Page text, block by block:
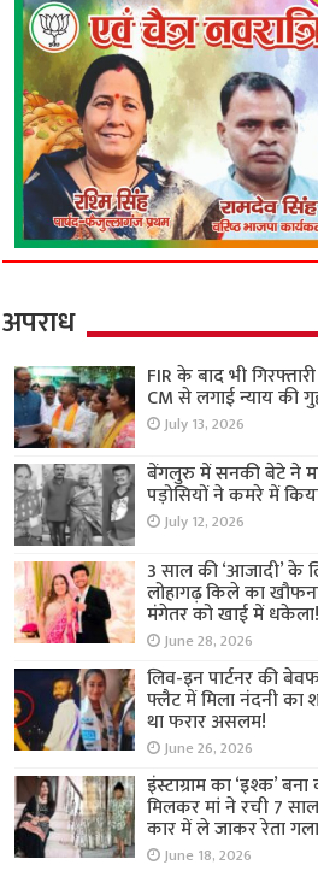
अपराध
FIR के बाद भी
CM से लगाई न्याय की
July 13, 2026
बेंगलुरु में सनकी बेटे ने
पड़ोसियों ने कमरे में
July 12, 2026
3 साल की ‘आजादी’ के
लोहागढ़ किले का
मंगेतर को खाई में धकेला!
June 28, 2026
लिव-इन पार्टनर की
फ्लैट में मिला नंदनी का
था फरार असलम!
June 26, 2026
इंस्टाग्राम का ‘इश्क’
मिलकर मां ने रची 7
कार में ले जाकर रेता गला
June 18, 2026